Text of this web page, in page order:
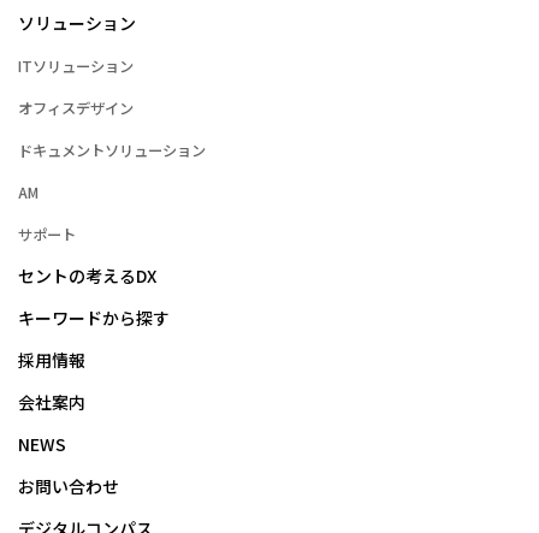
ソリューション
ITソリューション
オフィスデザイン
ドキュメントソリューション
AM
サポート
セントの考えるDX
キーワードから探す
採用情報
会社案内
NEWS
お問い合わせ